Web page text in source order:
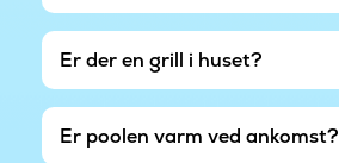
Er der en grill i huset?
Er poolen varm ved ankomst?